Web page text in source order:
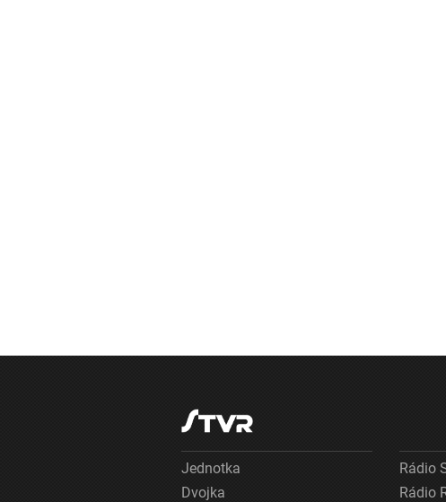
Jednotka
Dvojka
Rádio
Rádio